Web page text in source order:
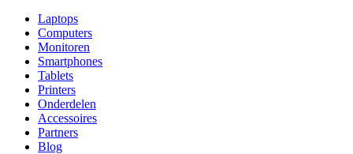
Laptops
Computers
Monitoren
Smartphones
Tablets
Printers
Onderdelen
Accessoires
Partners
Blog